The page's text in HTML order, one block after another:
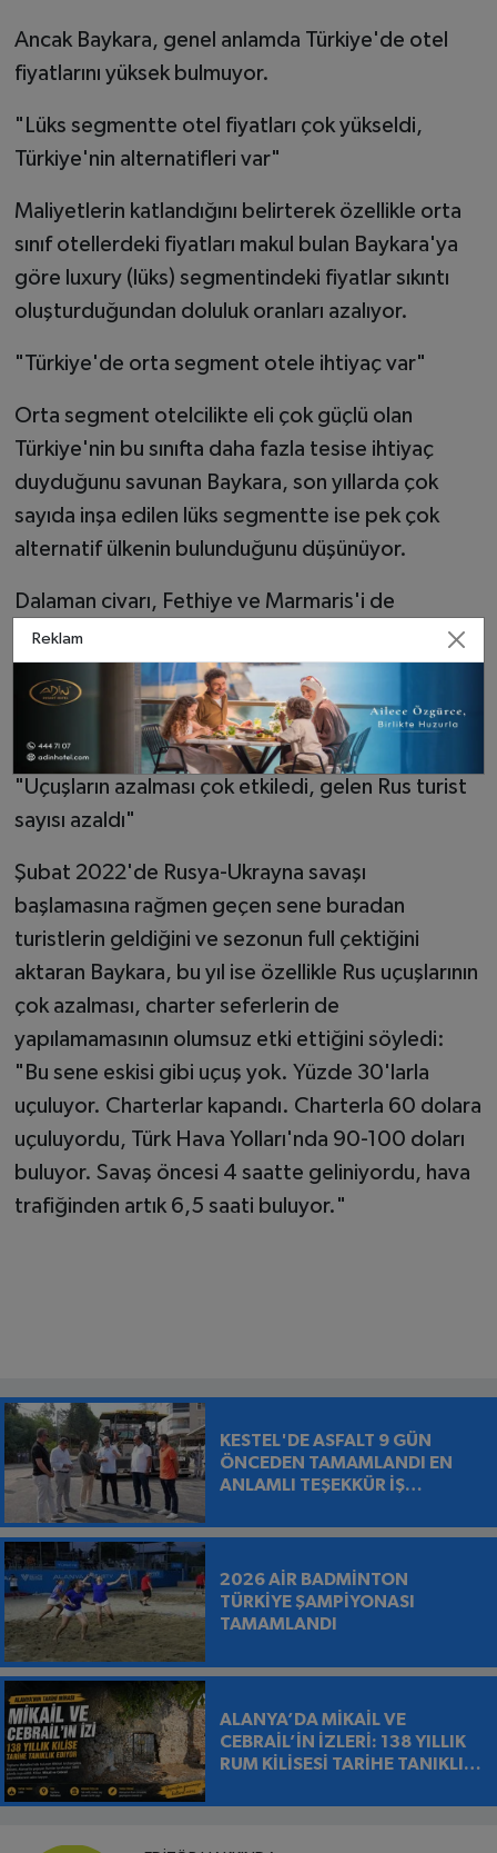
Ancak Baykara, genel anlamda Türkiye'de otel
fiyatlarını yüksek bulmuyor.
"Lüks segmentte otel fiyatları çok yükseldi,
Türkiye'nin alternatifleri var"
Maliyetlerin katlandığını belirterek özellikle orta
sınıf otellerdeki fiyatları makul bulan Baykara'ya
göre luxury (lüks) segmentindeki fiyatlar sıkıntı
oluşturduğundan doluluk oranları azalıyor.
"Türkiye'de orta segment otele ihtiyaç var"
Orta segment otelcilikte eli çok güçlü olan
Türkiye'nin bu sınıfta daha fazla tesise ihtiyaç
duyduğunu savunan Baykara, son yıllarda çok
sayıda inşa edilen lüks segmentte ise pek çok
alternatif ülkenin bulunduğunu düşünüyor.
Dalaman civarı, Fethiye ve Marmaris'i de
kapsayan bölgede orta sınıf otellerin ağırlıklı
olduğunu ve burada doluluklarının çok yüksek
olduğunu, sıkıntının ağırlıklı Antalya, Bodrum gibi
yerlerde yaşandığını aktardı.
"Uçuşların azalması çok etkiledi, gelen Rus turist
sayısı azaldı"
Şubat 2022'de Rusya-Ukrayna savaşı
başlamasına rağmen geçen sene buradan
turistlerin geldiğini ve sezonun full çektiğini
aktaran Baykara, bu yıl ise özellikle Rus uçuşlarının
çok azalması, charter seferlerin de
yapılamamasının olumsuz etki ettiğini söyledi:
"Bu sene eskisi gibi uçuş yok. Yüzde 30'larla
uçuluyor. Charterlar kapandı. Charterla 60 dolara
uçuluyordu, Türk Hava Yolları'nda 90-100 doları
buluyor. Savaş öncesi 4 saatte geliniyordu, hava
trafiğinden artık 6,5 saati buluyor."
KESTEL'DE ASFALT 9 GÜN
ÖNCEDEN TAMAMLANDI EN
ANLAMLI TEŞEKKÜR İŞ
BIRAKILDI
2026 AİR BADMİNTON
TÜRKİYE ŞAMPİYONASI
TAMAMLANDI
ALANYA’DA MİKAİL VE
CEBRAİL’İN İZLERİ: 138 YILLIK
RUM KİLİSESİ TARİHE TANIKLIK
Reklam